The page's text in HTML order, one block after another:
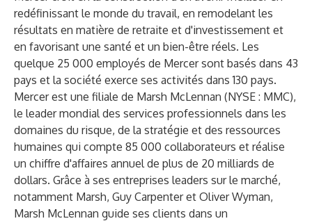
redéfinissant le monde du travail, en remodelant les
résultats en matière de retraite et d'investissement et
en favorisant une santé et un bien-être réels. Les
quelque 25 000 employés de Mercer sont basés dans 43
pays et la société exerce ses activités dans 130 pays.
Mercer est une filiale de Marsh McLennan (NYSE : MMC),
le leader mondial des services professionnels dans les
domaines du risque, de la stratégie et des ressources
humaines qui compte 85 000 collaborateurs et réalise
un chiffre d'affaires annuel de plus de 20 milliards de
dollars. Grâce à ses entreprises leaders sur le marché,
notamment Marsh, Guy Carpenteret Oliver Wyman,
Marsh McLennan guide ses clients dans un